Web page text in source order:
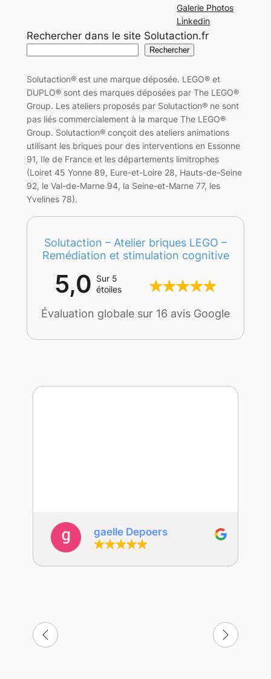
Galerie Photos
Linkedin
Rechercher dans le site Solutaction.fr
Rechercher
Solutaction® est une marque déposée. LEGO® et
DUPLO® sont des marques déposées par The LEGO®
Group. Les ateliers proposés par Solutaction® ne sont
pas liés commercialement à la marque The LEGO®
Group. Solutaction® conçoit des ateliers animations
utilisant les briques pour des interventions en Essonne
91, Ile de France et les départements limitrophes
(Loiret 45 Yonne 89, Eure-et-Loire 28, Hauts-de-Seine
92, le Val-de-Marne 94, la Seine-et-Marne 77, les
Yvelines 78).
Solutaction – Atelier briques LEGO –
Remédiation et stimulation cognitive
5,0 Sur 5
étoiles
Évaluation globale sur 16 avis Google
gaelle Depoers